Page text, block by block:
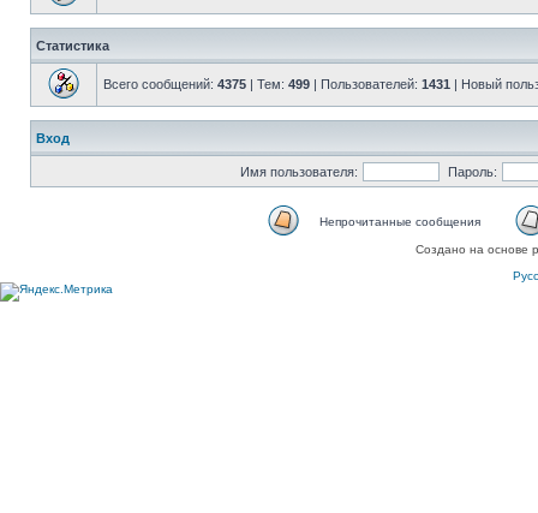
Статистика
Всего сообщений: 4375 | Тем: 499 | Пользователей: 1431 | Новый
Вход
Имя пользователя: Пароль:
Непрочитанные сообщения
Создано на основе